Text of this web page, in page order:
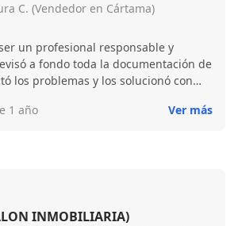
C. (Vendedor en Cártama)
un profesional responsable y
a fondo toda la documentación de
los problemas y los solucionó con
recomiendo totalmente.
1 año Ver más
INMOBILIARIA)